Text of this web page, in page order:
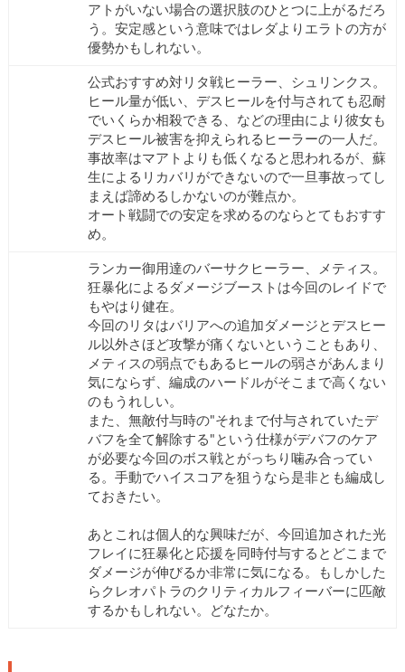
アトがいない場合の選択肢のひとつに上がるだろ
う。安定感という意味ではレダよりエラトの方が
優勢かもしれない。
公式おすすめ対リタ戦ヒーラー、シュリンクス。
ヒール量が低い、デスヒールを付与されても忍耐
でいくらか相殺できる、などの理由により彼女も
デスヒール被害を抑えられるヒーラーの一人だ。
事故率はマアトよりも低くなると思われるが、蘇
生によるリカバリができないので一旦事故ってし
まえば諦めるしかないのが難点か。
オート戦闘での安定を求めるのならとてもおすす
め。
ランカー御用達のバーサクヒーラー、メティス。
狂暴化によるダメージブーストは今回のレイドで
もやはり健在。
今回のリタはバリアへの追加ダメージとデスヒー
ル以外さほど攻撃が痛くないということもあり、
メティスの弱点でもあるヒールの弱さがあんまり
気にならず、編成のハードルがそこまで高くない
のもうれしい。
また、無敵付与時の"それまで付与されていたデ
バフを全て解除する"という仕様がデバフのケア
が必要な今回のボス戦とがっちり噛み合ってい
る。手動でハイスコアを狙うなら是非とも編成し
ておきたい。
あとこれは個人的な興味だが、今回追加された光
フレイに狂暴化と応援を同時付与するとどこまで
ダメージが伸びるか非常に気になる。もしかした
らクレオパトラのクリティカルフィーバーに匹敵
するかもしれない。どなたか。